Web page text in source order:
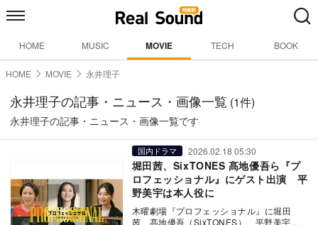
HOME MUSIC MOVIE TECH BOOK
HOME MOVIE 永井理子
永井理子の記事・ニュース・画像一覧 (1件)
永井理子の記事・ニュース・画像一覧です
国内ドラマ 2026.02.18 05:30
堀田茜、SixTONES 髙地優吾ら『プ
ロフェッショナル』にゲスト出演 平
野美宇は本人役に
木曜劇場『プロフェッショナル』に堀田
茜、髙地優吾（SixTONES）、平野美宇、